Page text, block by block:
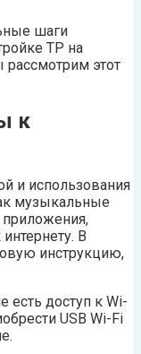
шаги
TP на
этот
к
и использования
музыкальные
приложения,
В
инструкцию,
есть доступ к Wi-
USB Wi-Fi